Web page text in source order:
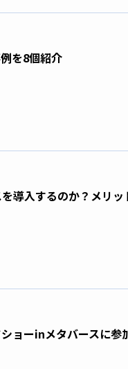
を8個紹介
導入するのか？メリ
ョーinメタバースに参